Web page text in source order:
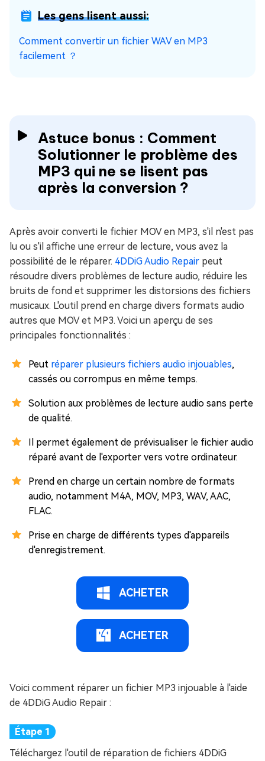
Les gens lisent aussi:
Comment convertir un fichier WAV en MP3
facilement ？
Astuce bonus : Comment
Solutionner le problème des
MP3 qui ne se lisent pas
après la conversion ?
Après avoir converti le fichier MOV en MP3, s'il n'est pas
lu ou s'il affiche une erreur de lecture, vous avez la
possibilité de le réparer. 4DDiG Audio Repair peut
résoudre divers problèmes de lecture audio, réduire les
bruits de fond et supprimer les distorsions des fichiers
musicaux. L'outil prend en charge divers formats audio
autres que MOV et MP3. Voici un aperçu de ses
principales fonctionnalités :
Peut réparer plusieurs fichiers audio injouables,
cassés ou corrompus en même temps.
Solution aux problèmes de lecture audio sans perte
de qualité.
Il permet également de prévisualiser le fichier audio
réparé avant de l'exporter vers votre ordinateur.
Prend en charge un certain nombre de formats
audio, notamment M4A, MOV, MP3, WAV, AAC,
FLAC.
Prise en charge de différents types d'appareils
d'enregistrement.
ACHETER
ACHETER
Voici comment réparer un fichier MP3 injouable à l'aide
de 4DDiG Audio Repair :
Téléchargez l'outil de réparation de fichiers 4DDiG